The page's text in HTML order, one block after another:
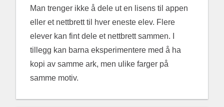
Man trenger ikke å dele ut en lisens til appen
eller et nettbrett til hver eneste elev. Flere
elever kan fint dele et nettbrett sammen. I
tillegg kan barna eksperimentere med å ha
kopi av samme ark, men ulike farger på
samme motiv.